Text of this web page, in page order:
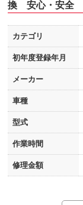
換 安心・安全
カテゴリ
初年度登録年月
メーカー
車種
型式
作業時間
修理金額